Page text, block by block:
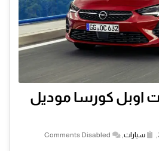
اوبل كورسا موديل
سيارات,
Comments Disabled